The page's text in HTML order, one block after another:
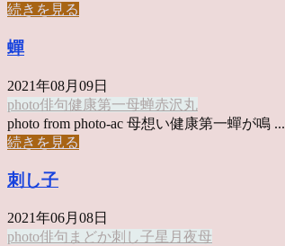
続きを見る
蟬
2021年08月09日
photo俳句健康第一母蝉赤沢丸
photo from photo-ac 母想い健康第一蟬が鳴 ...
続きを見る
刺し子
2021年06月08日
photo俳句 まどか刺し子星月夜母